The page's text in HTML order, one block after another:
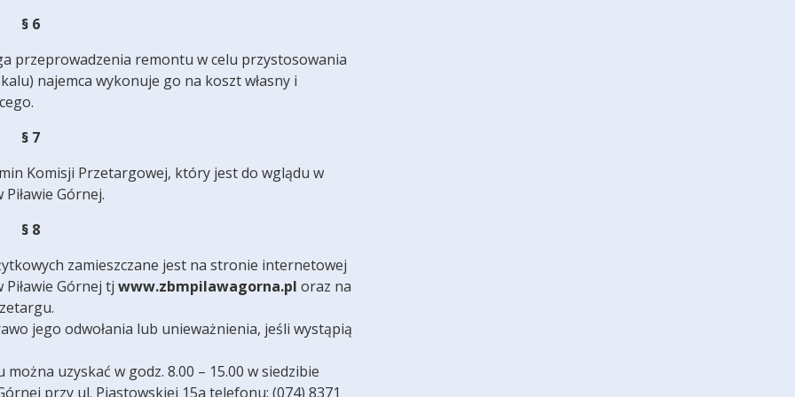
§ 6
przeprowadzenia remontu w celu przystosowania
najemca wykonuje go na koszt własny i
§ 7
Komisji Przetargowej, który jest do wglądu w
Górnej.
§ 8
zamieszczane jest na stronie internetowej
Górnej tj www.zbmpilawagorna.pl oraz na
jego odwołania lub unieważnienia, jeśli wystąpią
uzyskać w godz. 8.00 – 15.00 w siedzibie
przy ul. Piastowskiej 15a telefonu: (074) 8371